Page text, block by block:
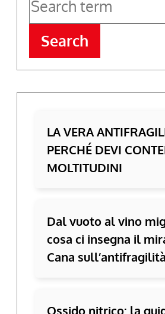
Search
LA VERA
PERCHÉ DEVI
MOLTITUDINI
Dal vuoto al vino
cosa ci insegna il
Cana sull’antifragilità
Ossido nitrico: la